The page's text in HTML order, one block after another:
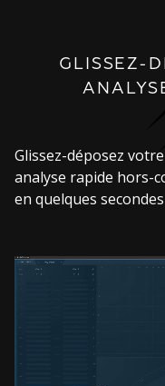
GLISSEZ-
Glissez-déposez
analyse rapide hors-
en quelques